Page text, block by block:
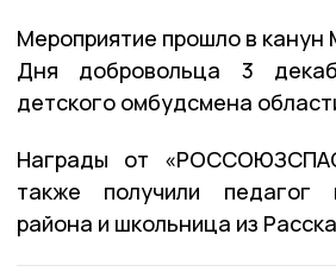
Мероприятие прошло в
Дня добровольца 3
детского омбудсмена
Награды от
также получили педагог
района и школьница из